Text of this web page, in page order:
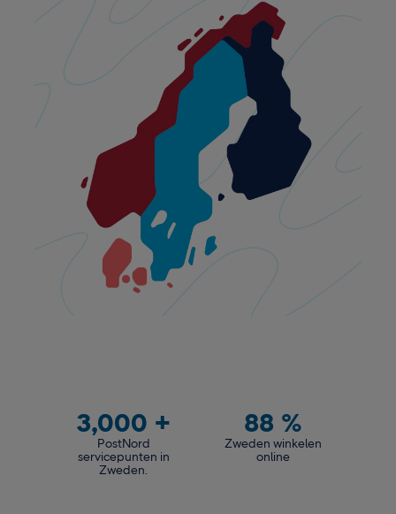
3,000 +
PostNord
servicepunten in
Zweden.
88 %
Zweden winkelen
online